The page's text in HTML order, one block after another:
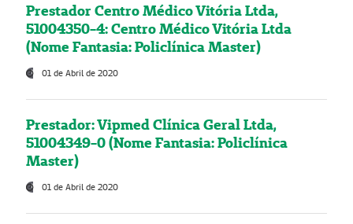
Prestador Centro Médico Vitória Ltda,
51004350-4: Centro Médico Vitória Ltda
(Nome Fantasia: Policlínica Master)
01 de Abril de 2020
Prestador: Vipmed Clínica Geral Ltda,
51004349-0 (Nome Fantasia: Policlínica
Master)
01 de Abril de 2020